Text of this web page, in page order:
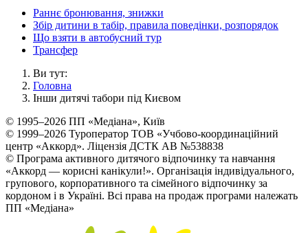
Раннє бронювання, знижки
Збір дитини в табір, правила поведінки, розпорядок
Що взяти в автобусний тур
Трансфер
Ви тут:
Головна
Інши дитячі табори під Києвом
© 1995–2026 ПП «Медіана», Київ
© 1999–2026 Туроператор ТОВ «Учбово-координаційний
центр «Аккорд». Ліцензія ДСТК АВ №538838
© Програма активного дитячого відпочинку та навчання
«Аккорд — корисні канікули!». Організація індивідуального,
групового, корпоративного та сімейного відпочинку за
кордоном і в Україні. Всі права на продаж програми належать
ПП «Медіана»